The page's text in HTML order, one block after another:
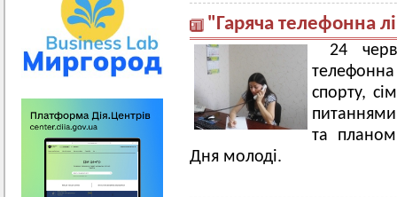
"Гаряча телефонна
24
телефонна
спорту,
питаннями
та
Дня молоді.